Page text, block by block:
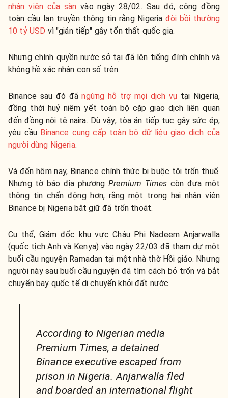
nhân viên của sàn vào ngày 28/02. Sau đó, cộng đồng
toàn cầu lan truyền thông tin rằng Nigeria đòi bồi thường
10 tỷ USD vì "gián tiếp" gây tổn thất quốc gia.
Nhưng chính quyền nước sở tại đã lên tiếng đính chính và
không hề xác nhận con số trên.
Binance sau đó đãngừng hỗ trợ mọi dịch vụ tại Nigeria,
đồng thời huỷ niêm yết toàn bộ cặp giao dịch liên quan
đến đồng nội tệ naira. Dù vậy, tòa án tiếp tục gây sức ép,
yêu cầu Binance cung cấp toàn bộ dữ liệu giao dịch của
người dùng Nigeria.
Và đến hôm nay, Binance chính thức bị buộc tội trốn thuế.
Nhưng tờ báo địa phươngPremium Times còn đưa một
thông tin chấn động hơn, rằng một trong hai nhân viên
Binance bị Nigeria bắt giữ đã trốn thoát.
Cụ thể, Giám đốc khu vực Châu Phi Nadeem Anjarwalla
(quốc tịch Anh và Kenya) vào ngày 22/03 đã tham dự một
buổi cầu nguyện Ramadan tại một nhà thờ Hồi giáo. Nhưng
người này sau buổi cầu nguyện đã tìm cách bỏ trốn và bắt
chuyến bay quốc tế di chuyển khỏi đất nước.
According to Nigerian media
Premium Times, a detained
Binance executive escaped from
prison in Nigeria. Anjarwalla fled
and boarded an international flight